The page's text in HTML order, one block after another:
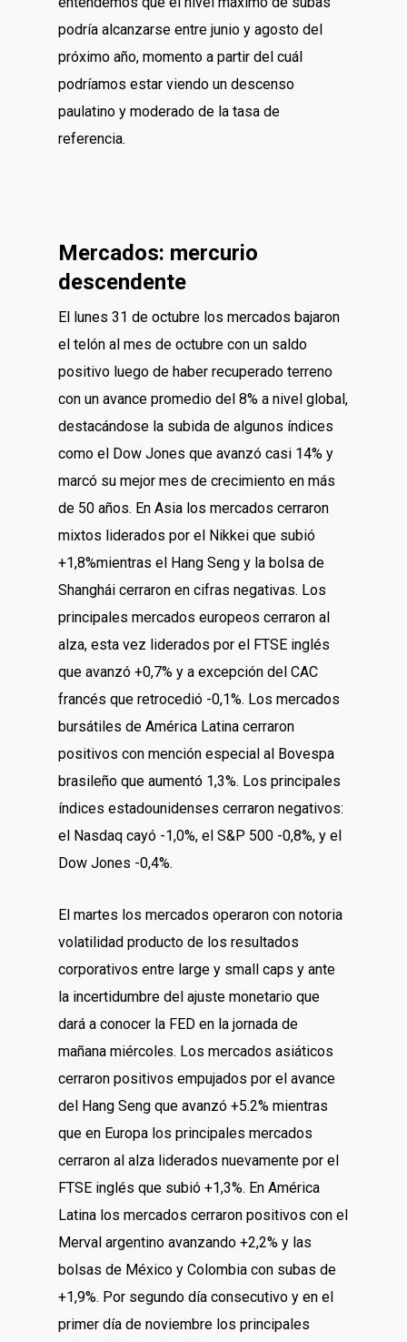
podría alcanzarse entre junio y agosto del
próximo año, momento a partir del cuál
podríamos estar viendo un descenso
paulatino y moderado de la tasa de
referencia.
Mercados: mercurio
descendente
El lunes 31 de octubre los mercados bajaron
el telón al mes de octubre con un saldo
positivo luego de haber recuperado terreno
con un avance promedio del 8% a nivel global,
destacándose la subida de algunos índices
como el Dow Jones que avanzó casi 14% y
marcó su mejor mes de crecimiento en más
de 50 años. En Asia los mercados cerraron
mixtos liderados por el Nikkei que subió
+1,8%mientras el Hang Seng y la bolsa de
Shanghái cerraron en cifras negativas. Los
principales mercados europeos cerraron al
alza, esta vez liderados por el FTSE inglés
que avanzó +0,7% y a excepción del CAC
francés que retrocedió -0,1%. Los mercados
bursátiles de América Latina cerraron
positivos con mención especial al Bovespa
brasileño que aumentó 1,3%. Los principales
índices estadounidenses cerraron negativos:
el Nasdaq cayó -1,0%, el S&P 500 -0,8%, y el
Dow Jones -0,4%.
El martes los mercados operaron con notoria
volatilidad producto de los resultados
corporativos entre large y small caps y ante
la incertidumbre del ajuste monetario que
dará a conocer la FED en la jornada de
mañana miércoles. Los mercados asiáticos
cerraron positivos empujados por el avance
del Hang Seng que avanzó +5.2% mientras
que en Europa los principales mercados
cerraron al alza liderados nuevamente por el
FTSE inglés que subió +1,3%. En América
Latina los mercados cerraron positivos con el
Merval argentino avanzando +2,2% y las
bolsas de México y Colombia con subas de
+1,9%. Por segundo día consecutivo y en el
primer día de noviembre los principales